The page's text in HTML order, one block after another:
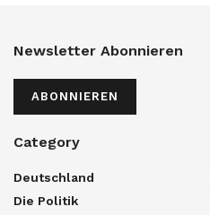
Newsletter Abonnieren
ABONNIEREN
Category
Deutschland
Die Politik